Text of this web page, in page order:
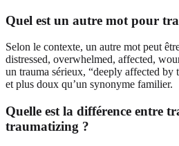
Quel est un autre mot pour
Selon le contexte, un autre mot peut
distressed, overwhelmed, affected,
un trauma sérieux, “deeply affected by
et plus doux qu’un synonyme familier.
Quelle est la différence entre
traumatizing ?